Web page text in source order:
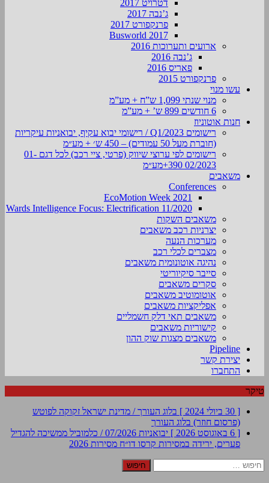
דטרויט 2017
ג’נבה 2017
פרנקפורט 2017
Busworld 2017
ארועים ותערוכות 2016
ג’נבה 2016
פאריס 2016
פרנקפורט 2015
עשו מנוי
מנוי שנתי 1,099 ש”ח + מע”מ
6 חודשים 899 ש’ + מע”מ
חנות אוטוניוז
רישומים Q1/2023 / רישומי יבוא עקיף, יבואניות עיקריות
(חוברת מעל 50 עמודים) – 450 ש׳ + מע״מ
רישומים לפי ערוצי שיווק (פרטי, ציי רכב) לכל דגם 01-
02/2023 390+מע״מ
משאבים
Conferences
EcoMotion Week 2021
Wards Intelligence Focus: Electrification 11/2020
משאבים השקות
יצרניות רכב משאבים
מערכות הנעה
מצברים לכלי רכב
נהיגה אוטונומית משאבים
סייבר סיקיוריטי
סקרים משאבים
אוטומוטיב משאבים
אפליקציות משאבים
משאבים תאי דלק חשמליים
קישוריות משאבים
משאבים מצגות שוק ההון
Pipeline
יצירת קשר
התחברו
טיקר
[ 30 ביולי 2024 ]
בלוג העורך / מדינת ישראל זקוקה לפוטש
(פרסום חוזר) בלוג העורך
[ 6 באוגוסט 2026 ]
יבואניות 07/2026 / כלמוביל ממשיכה להגדיל
פערים, ירידה במסירות קרסו דו״ח מסירות 2026
חיפוש: